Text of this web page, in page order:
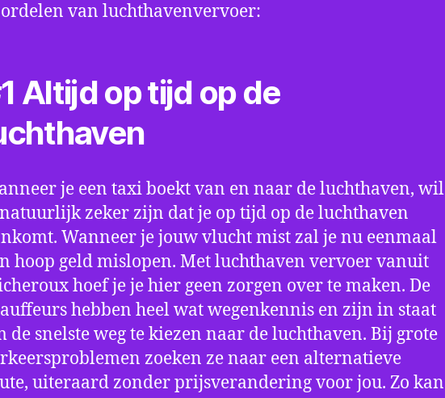
van luchthavenvervoer:
Altijd op tijd op de
je een taxi boekt van en naar de luchthaven, wil
zeker zijn dat je op tijd op de luchthaven
Wanneer je jouw vlucht mist zal je nu eenmaal
hoop geld mislopen. Met luchthaven vervoer vanuit
hoef je je hier geen zorgen over te maken. De
hebben heel wat wegenkennis en zijn in staat
de snelste weg te kiezen naar de luchthaven. Bij grote
zoeken ze naar een alternatieve
uiteraard zonder prijsverandering voor jou. Zo kan